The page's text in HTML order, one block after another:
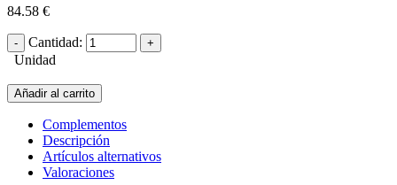
84.58 €
Cantidad:
Unidad
Añadir al carrito
Complementos
Descripción
Artículos alternativos
Valoraciones